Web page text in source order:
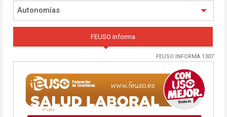
Autonomías
FEUSO informa
FEUSO INFORMA 1307